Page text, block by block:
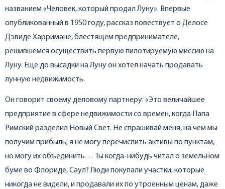
названием «Человек, который продал Луну». Впервые
опубликованный в 1950 году, рассказ повествует о Делосе
Дэвиде Харримане, блестящем предпринимателе,
решившемся осуществить первую пилотируемую миссию на
Луну. Еще до высадки на Луну он хотел начать продавать
лунную недвижимость.
Он говорит своему деловому партнеру: «Это величайшее
предприятие в сфере недвижимости со времен, когда Папа
Римский разделил Новый Свет. Не спрашивай меня, на чем мы
получим прибыль; я не могу перечислить активы по пунктам,
но могу их объединить… Ты когда-нибудь читал о земельном
буме во Флориде, Саул? Люди покупали участки, которые
никогда не видели, и продавали их по утроенным ценам, даже